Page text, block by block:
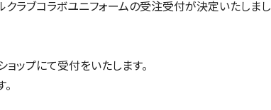
クラブコラボユニフォームの受注受付が決定いたしまし
ップにて受付をいたします。